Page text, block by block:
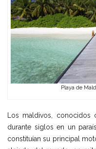
Playa de
Los maldivos, conocidos
durante siglos en un
constituían su principal